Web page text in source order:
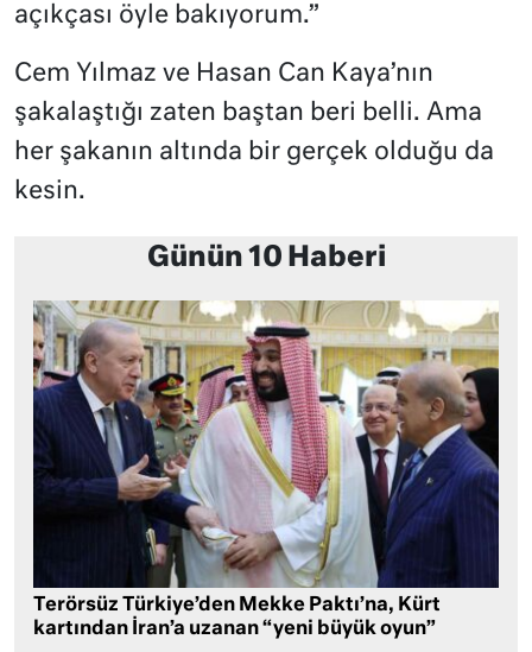
açıkçası öyle bakıyorum.”
Cem Yılmaz ve Hasan Can Kaya’nın
şakalaştığı zaten baştan beri belli. Ama
her şakanın altında bir gerçek olduğu da
kesin.
Günün 10 Haberi
Terörsüz Türkiye’den Mekke Paktı’na, Kürt
kartından İran’a uzanan “yeni büyük oyun”